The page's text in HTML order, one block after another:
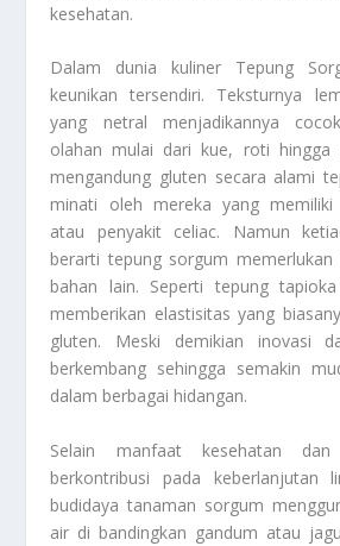
kesehatan.
Dalam dunia kuliner Tepung
keunikan tersendiri. Teksturnya
yang netral menjadikannya
olahan mulai dari kue, roti hingga
mengandung gluten secara alami
minati oleh mereka yang memiliki
atau penyakit celiac. Namun
berarti tepung sorgum memerlukan
bahan lain. Seperti tepung
memberikan elastisitas yang
gluten. Meski demikian inovasi
berkembang sehingga semakin
dalam berbagai hidangan.
Selain manfaat kesehatan
berkontribusi pada keberlanjutan
budidaya tanaman sorgum
air di bandingkan gandum atau